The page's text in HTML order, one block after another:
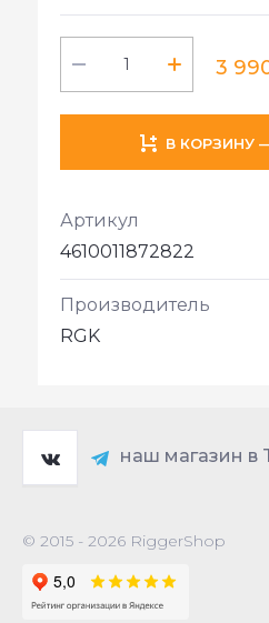
3
В КОРЗИНУ
Артикул
4610011872822
Производитель
RGK
наш магазин в
© 2015 - 2026 RiggerShop